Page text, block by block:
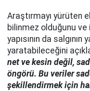
Araştırmayı yürüten
bilinmez olduğunu ve
yapısının da
yaratabileceğini
net ve kesin değil,
öngörü. Bu veriler
şekillendirmek için